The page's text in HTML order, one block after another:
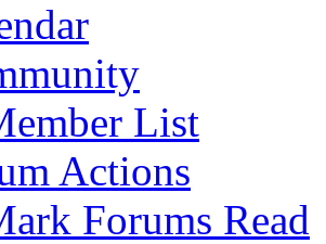
List
Actions
Forums Read